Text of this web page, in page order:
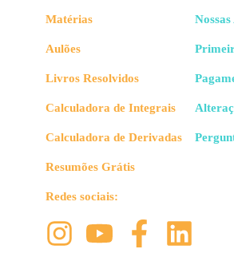
Matérias
Aulões
Livros Resolvidos
Calculadora de Integrais
Calculadora de Derivadas
Resumões Grátis
Redes sociais: